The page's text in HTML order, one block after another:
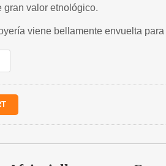
gran valor etnológico.
viene bellamente envuelta para